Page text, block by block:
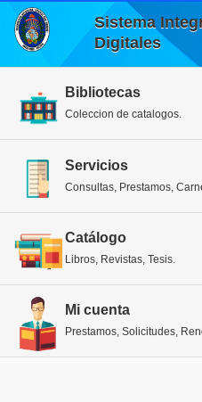
Sistema
Digitales
Bibliotecas
Coleccion de catalogos.
Servicios
Consultas, Prestamos,
Catálogo
Libros, Revistas, Tesis.
Mi cuenta
Prestamos, Solicitudes,